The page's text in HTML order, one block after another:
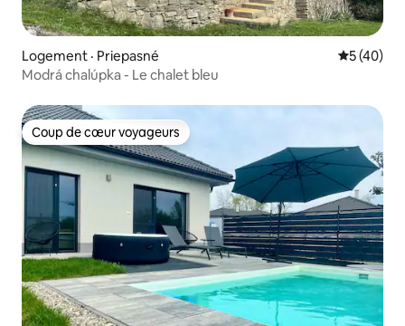
Logement · Priepasné Note
5 (40)
Modrá chalúpka - Le chalet bleu
Coup de cœur voyageurs
Coup de cœur voyageurs